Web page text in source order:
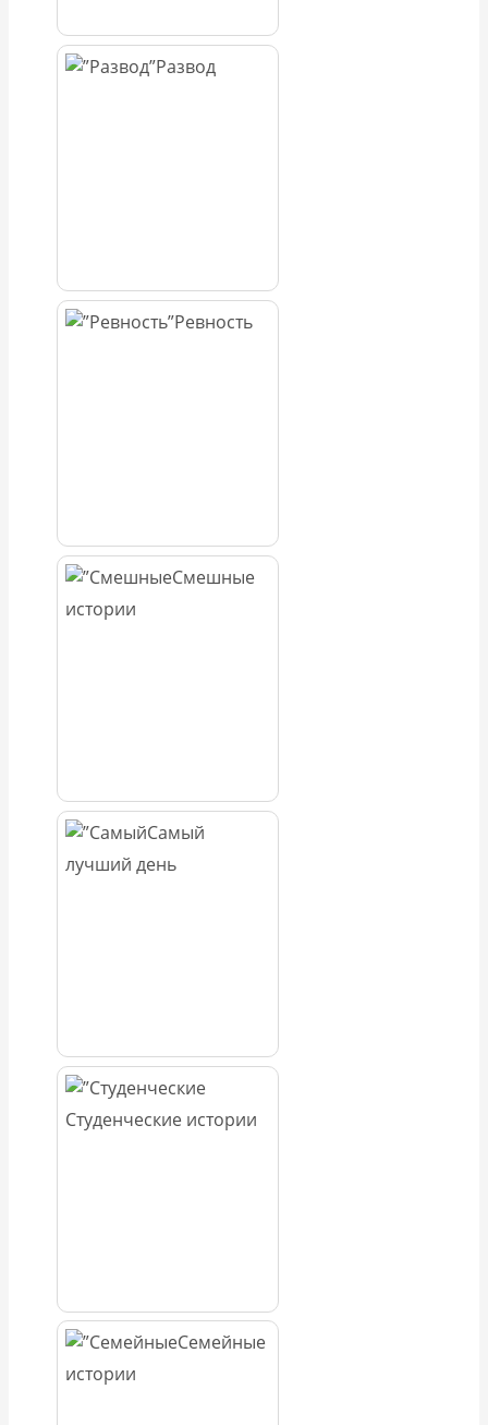
Развод
Ревность
Смешные
истории
Самый
лучший день
Студенческие истории
Семейные
истории